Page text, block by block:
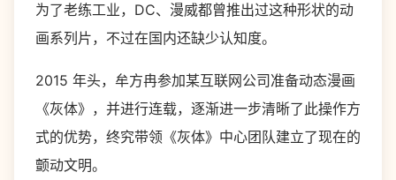
为了老练工业，DC、漫威都曾推出过这种形状的动
画系列片，不过在国内还缺少认知度。
2015 年头，牟方冉参加某互联网公司准备动态漫画
《灰体》，并进行连载，逐渐进一步清晰了此操作方
式的优势，终究带领《灰体》中心团队建立了现在的
颤动文明。